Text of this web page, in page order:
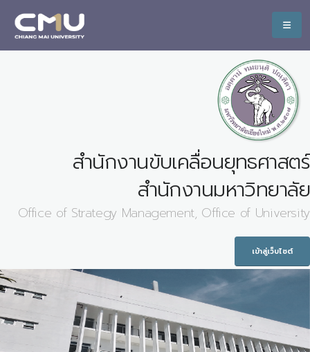
สำนักงานขับเคลื่อนยุทธศาสตร์
สำนักงานมหาวิทยาลัย
Office of Strategy Management, Office of University
เข้าสู่เว็บไซต์